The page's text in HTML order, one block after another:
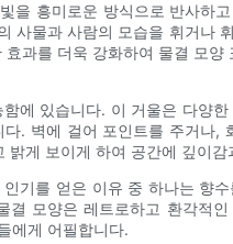
을 흥미로운 방식으로 반사하
사물과 사람의 모습을 휘거나
과를 더욱 강화하여 물결 모
에 있습니다. 이 거울은 다양
. 벽에 걸어 포인트를 주거나,
게 보이게 하여 공간에 깊이
기를 얻은 이유 중 하나는 향
모양은 레트로하고 환각적
에게 어필합니다.